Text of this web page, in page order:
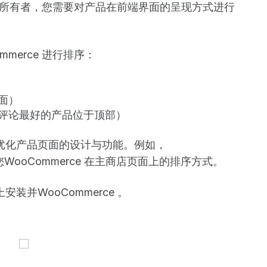
有者，您需要对产品在前端界面的呈现方式进行
进行排序：
）
最好的产品位于顶部）
产品页面的设计与功能。例如，
在主商店页面上的排序方式。
装并WooCommerce 。